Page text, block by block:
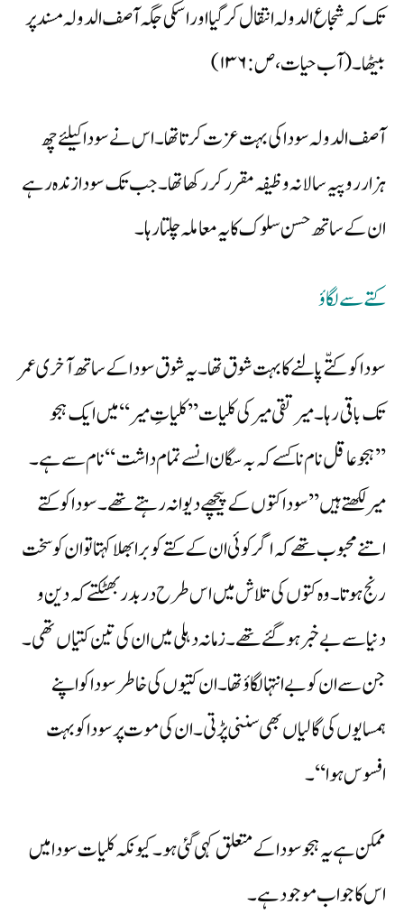
تک کہ شجاع الدولہ انتقال کر گیا اور اسکی جگہ آصف الدولہ مسند پر
بیٹھا۔(آب حیات،ص:۱۳۶)
آصف الدولہ سودا کی بہت عزت کرتا تھا۔ اس نے سودا کیلئے چھ
ہزار روپیہ سالانہ وظیفہ مقرر کر رکھا تھا۔ جب تک سودا زندہ رہے
ان کے ساتھ حسن سلوک کا یہ معاملہ چلتا رہا۔
کتے سے لگاؤ
سودا کو کتّے پالنے کا بہت شوق تھا۔ یہ شوق سودا کے ساتھ آخری عمر
تک باقی رہا۔ میر تقی میر کی کلیات ’’کلیاتِ میر‘‘ میں ایک ہجو
’’ہجوعاقل نام ناکسے کہ بہ سگان انسے تمام داشت‘‘ نام سے ہے۔
میر لکھتے ہیں’’سودا کتوں کے پیچھے دیوانہ رہتے تھے۔ سودا کو کتے
اتنے محبوب تھے کہ اگر کوئی ان کے کتے کو برا بھلا کہتا تو ان کو سخت
رنج ہوتا۔ وہ کتوں کی تلاش میں اس طرح در بدر بھٹکتے کہ دین و
دنیا سے بے خبر ہو گئے تھے۔ زمانہ دہلی میں ان کی تین کتیاں تھی۔
جن سے ان کو بے انتہا لگاؤ تھا۔ ان کتیوں کی خاطر سودا کو اپنے
ہمسایوں کی گالیاں بھی سننی پڑتی۔ ان کی موت پر سودا کو بہت
افسوس ہوا‘‘۔
ممکن ہے یہ ہجو سودا کے متعلق کہی گئی ہو۔ کیونکہ کلیات سودا میں
اس کا جواب موجود ہے۔